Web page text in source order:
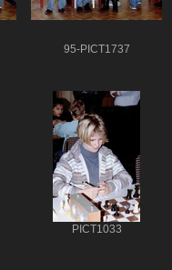
95-PICT1737
PICT1033